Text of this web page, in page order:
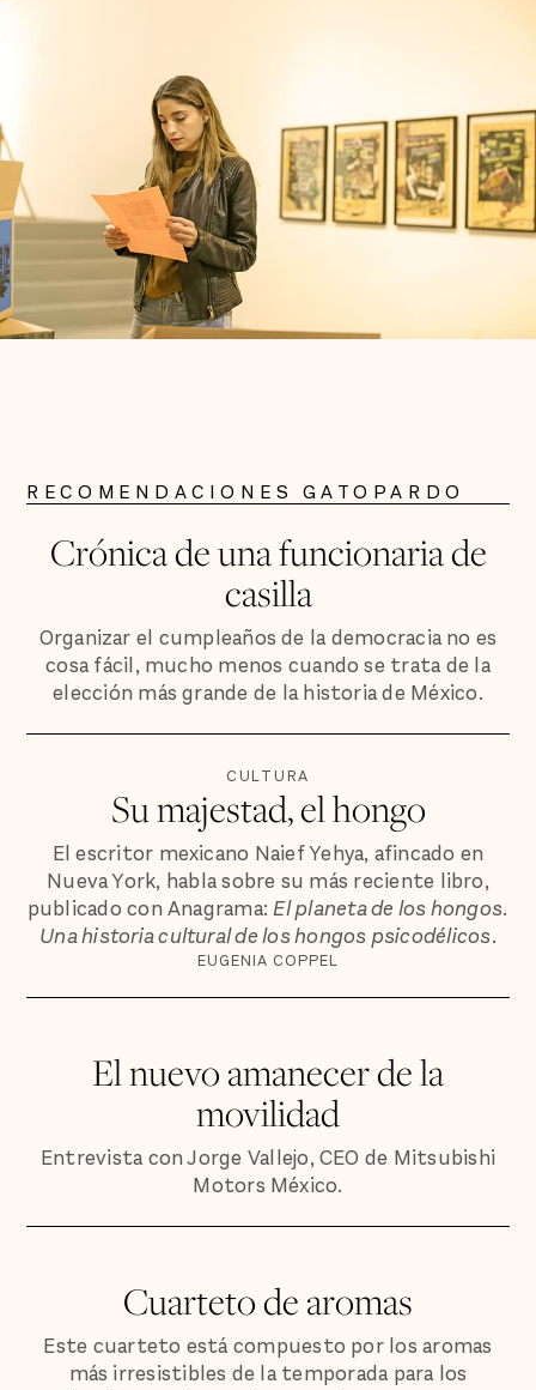
RECOMENDACIONES GATOPARDO
Crónica de una funcionaria de
casilla
Organizar el cumpleaños de la democracia no es
cosa fácil, mucho menos cuando se trata de la
elección más grande de la historia de México.
CULTURA
Su majestad, el hongo
El escritor mexicano Naief Yehya, afincado en
Nueva York, habla sobre su más reciente libro,
publicado con Anagrama:El planeta de los hongos.
Una historia cultural de los hongos psicodélicos.
EUGENIA COPPEL
El nuevo amanecer de la
movilidad
Entrevista con Jorge Vallejo, CEO de Mitsubishi
Motors México.
Cuarteto de aromas
Este cuarteto está compuesto por los aromas
más irresistibles de la temporada para los